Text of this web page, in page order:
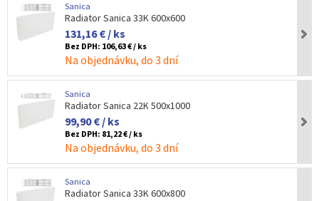
Sanica
Radiator Sanica 33K 600x600
131,16 € / ks
Bez DPH: 106,63 € / ks
Na objednávku, do 3 dní
Sanica
Radiator Sanica 22K 500x1000
99,90 € / ks
Bez DPH: 81,22 € / ks
Na objednávku, do 3 dní
Sanica
Radiator Sanica 33K 600x800